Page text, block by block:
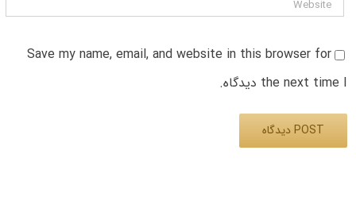
Save my name, email, and website in this browser for
the next time I دیدگاه.